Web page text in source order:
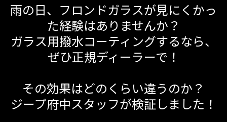
雨の日、フロンドガラスが見にくかっ
た経験はありませんか？
ガラス用撥水コーティングするなら、
ぜひ正規ディーラーで！
その効果はどのくらい違うのか？
ジープ府中スタッフが検証しました！